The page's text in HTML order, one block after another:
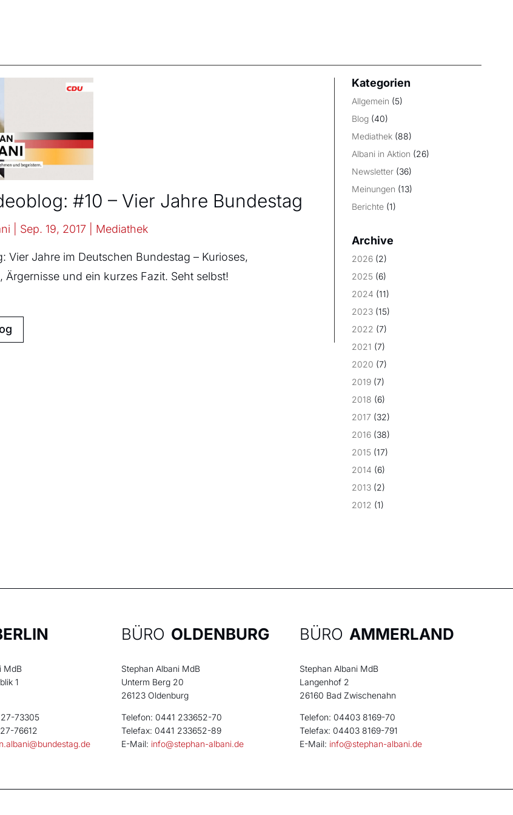
#10 – Vier Jahre Bundestag
Sep. 19, 2017 Mediathek
Vier Jahre im Deutschen Bundestag – Kurioses,
Ärgernisse und ein kurzes Fazit. Seht selbst!
Kategorien
Allgemein (5)
Blog (40)
Mediathek (88)
Albani in Aktion (26)
Newsletter (36)
Meinungen (13)
Berichte (1)
Archive
2026 (2)
2025 (6)
2024 (11)
2023 (15)
2022 (7)
2021 (7)
2020 (7)
2019 (7)
2018 (6)
2017 (32)
2016 (38)
2015 (17)
2014 (6)
2013 (2)
2012 (1)
MdB
1
73305
76612
BÜRO OLDENBURG
Stephan Albani MdB
Unterm Berg 20
26123 Oldenburg
Telefon: 0441 233652-70
Telefax: 0441 233652-89
E-Mail: info@stephan-albani.de
BÜRO AMMERLAND
Stephan Albani MdB
Langenhof 2
26160 Bad Zwischenahn
Telefon: 04403 8169-70
Telefax: 04403 8169-791
E-Mail: info@stephan-albani.de